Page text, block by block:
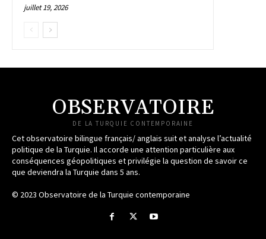
juillet 19, 2026
OBSERVATOIRE
DE LA TURQUIE CONTEMPORAINE
Cet observatoire bilingue français/ anglais suit et analyse l’actualité
politique de la Turquie. Il accorde une attention particulière aux
conséquences géopolitiques et privilégie la question de savoir ce
que deviendra la Turquie dans 5 ans.
© 2023 Observatoire de la Turquie contemporaine